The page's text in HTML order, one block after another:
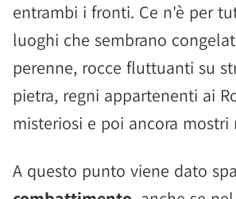
entrambi i fronti. Ce n'è per
luoghi che sembrano
perenne, rocce fluttuanti su
pietra, regni appartenenti ai
misteriosi e poi ancora mostri
A questo punto viene dato